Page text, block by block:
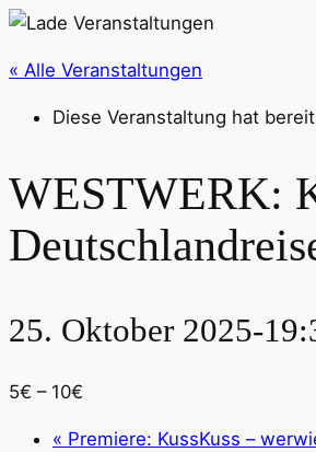
« Alle Veranstaltungen
Diese Veranstaltung hat
WESTWERK:
25. Oktober 2025-
5€ – 10€
« Premiere: KussKuss –